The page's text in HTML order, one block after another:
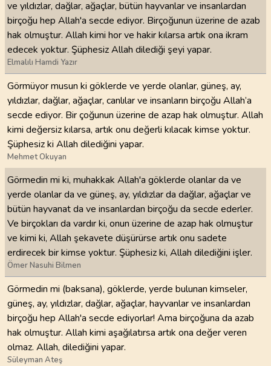
ve yıldızlar, dağlar, ağaçlar, bütün hayvanlar ve insanlardan
birçoğu hep Allah'a secde ediyor. Birçoğunun üzerine de azab
hak olmuştur. Allah kimi hor ve hakir kılarsa artık ona ikram
edecek yoktur. Şüphesiz Allah dilediği şeyi yapar.
Elmalılı Hamdi Yazır
Görmüyor musun ki göklerde ve yerde olanlar, güneş, ay,
yıldızlar, dağlar, ağaçlar, canlılar ve insanların birçoğu Allah’a
secde ediyor. Bir çoğunun üzerine de azap hak olmuştur. Allah
kimi değersiz kılarsa, artık onu değerli kılacak kimse yoktur.
Şüphesiz ki Allah dilediğini yapar.
Mehmet Okuyan
Görmedin mi ki, muhakkak Allah'a göklerde olanlar da ve
yerde olanlar da ve güneş, ay, yıldızlar da dağlar, ağaçlar ve
bütün hayvanat da ve insanlardan birçoğu da secde ederler.
Ve birçokları da vardır ki, onun üzerine de azap hak olmuştur
ve kimi ki, Allah şekavete düşürürse artık onu sadete
erdirecek bir kimse yoktur. Şüphesiz ki, Allah dilediğini işler.
Ömer Nasuhi Bilmen
Görmedin mi (baksana), göklerde, yerde bulunan kimseler,
güneş, ay, yıldızlar, dağlar, ağaçlar, hayvanlar ve insanlardan
birçoğu hep Allah'a secde ediyorlar! Ama birçoğuna da azab
hak olmuştur. Allah kimi aşağılatırsa artık ona değer veren
olmaz. Allah, dilediğini yapar.
Süleyman Ateş